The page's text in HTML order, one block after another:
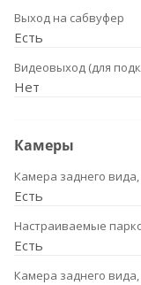
Выход на сабвуфер
Есть
Видеовыход (для
Нет
Камеры
Камера заднего
Есть
Настраиваемые
Есть
Камера заднего